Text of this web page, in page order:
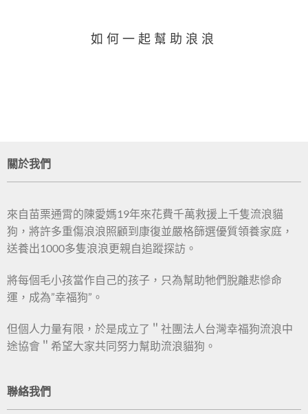
如何一起幫助浪浪
關於我們
來自苗栗通霄的陳愛媽19年來花費千萬救援上千隻流浪貓
狗，將許多重傷浪浪照顧到康復並嚴格篩選優質領養家庭，
送養出1000多隻浪浪更親自追蹤探訪。
將每個毛小孩當作自己的孩子，只為幫助牠們脫離悲慘命
運，成為”幸福狗”。
但個人力量有限，於是成立了＂社團法人台灣幸福狗流浪中
途協會＂希望大家共同努力幫助流浪貓狗。
聯絡我們